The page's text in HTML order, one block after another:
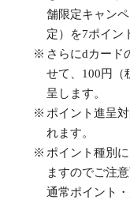
舗限定キャン
定）を7ポイン
さらにdカード
せて、100円（
呈します。
ポイント進呈
れます。
ポイント種別
ますのでご注意
通常ポイント